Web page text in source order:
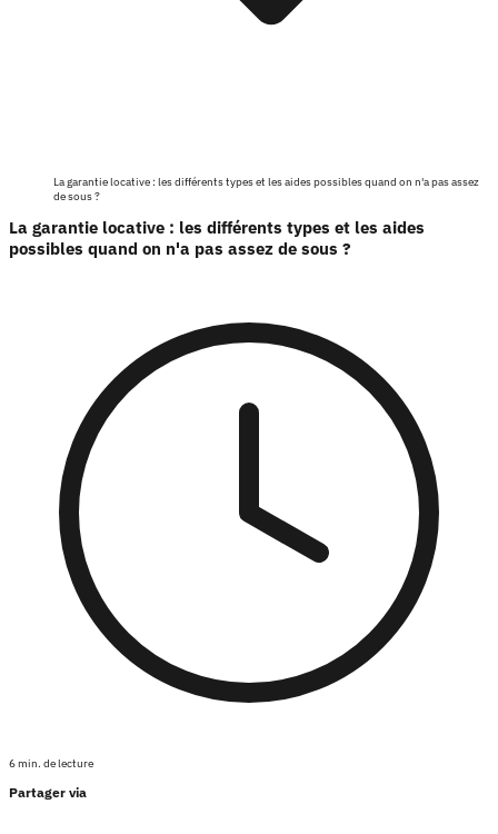
La garantie locative : les différents types et les aides possibles quand on n'a pas assez
de sous ?
La garantie locative : les différents types et les aides
possibles quand on n'a pas assez de sous ?
6 min. de lecture
Partager via